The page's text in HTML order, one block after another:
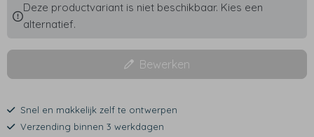
Deze productvariant is niet beschikbaar. Kies een
alternatief.
Bewerken
Snel en makkelijk zelf te ontwerpen
Verzending binnen 3 werkdagen